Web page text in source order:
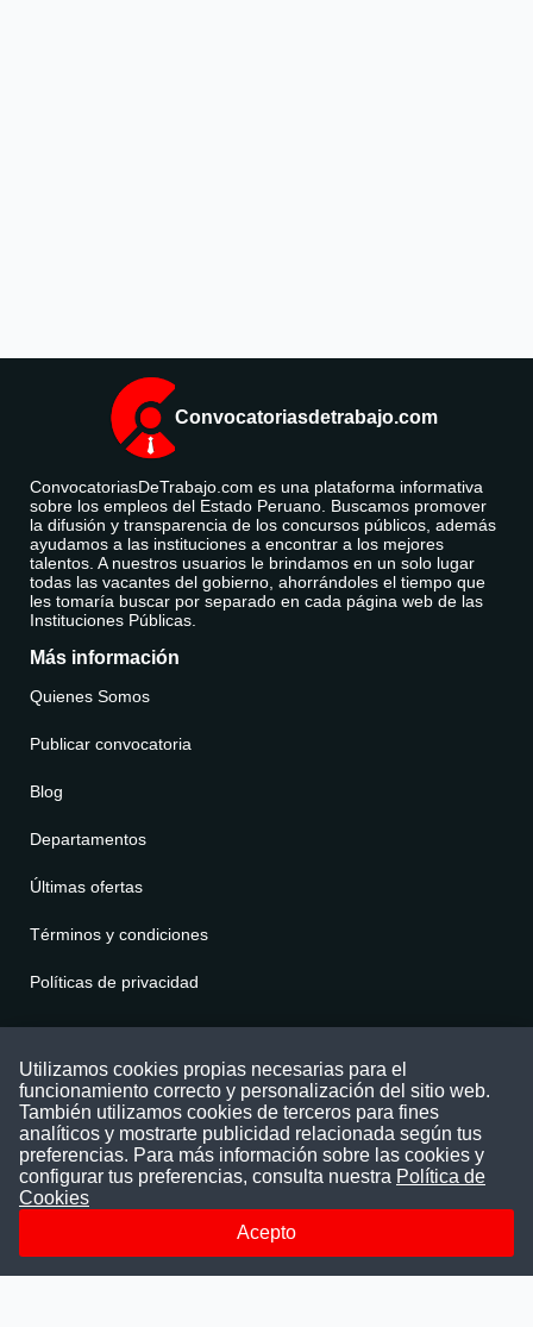
Convocatoriasdetrabajo.com
ConvocatoriasDeTrabajo.com es una plataforma informativa
sobre los empleos del Estado Peruano. Buscamos promover
la difusión y transparencia de los concursos públicos, además
ayudamos a las instituciones a encontrar a los mejores
talentos. A nuestros usuarios le brindamos en un solo lugar
todas las vacantes del gobierno, ahorrándoles el tiempo que
les tomaría buscar por separado en cada página web de las
Instituciones Públicas.
Más información
Quienes Somos
Publicar convocatoria
Blog
Departamentos
Últimas ofertas
Términos y condiciones
Políticas de privacidad
Puede comunicarse con nosotros a través
nuestras redes sociales o del correo:
contacto@convocatoriasdetrabajo.com
Siguenos en:
Utilizamos cookies propias necesarias para el
funcionamiento correcto y personalización del sitio web.
También utilizamos cookies de terceros para fines
analíticos y mostrarte publicidad relacionada según tus
preferencias. Para más información sobre las cookies y
configurar tus preferencias, consulta nuestra Política de
Cookies
Acepto